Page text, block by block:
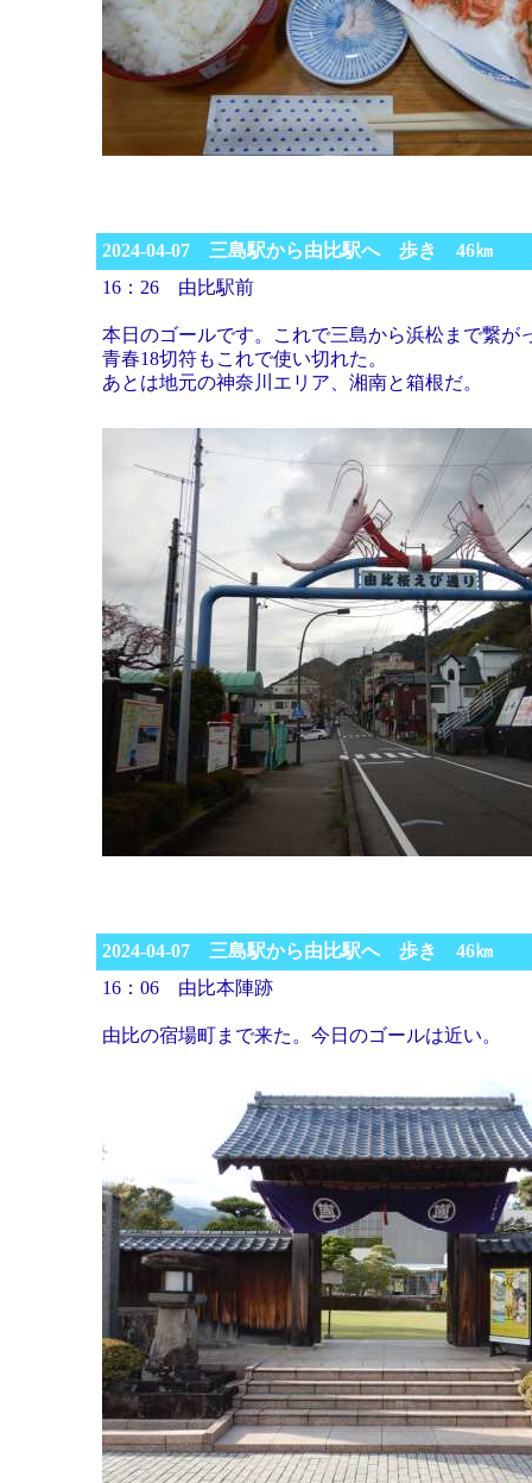
2024-04-07 三島駅から由比駅へ 歩き 46㎞
16：26 由比駅前
本日のゴールです。これで三島から浜松まで繋
青春18切符もこれで使い切れた。
あとは地元の神奈川エリア、湘南と箱根だ。
2024-04-07 三島駅から由比駅へ 歩き 46㎞
16：06 由比本陣跡
由比の宿場町まで来た。今日のゴールは近い。